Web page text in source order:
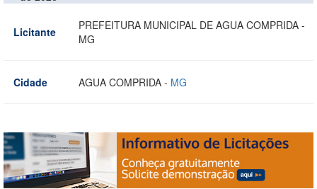
Licitante
PREFEITURA MUNICIPAL DE AGUA COMPRIDA -
MG
Cidade AGUA COMPRIDA - MG